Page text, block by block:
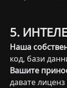
5.
Наша
код, бази
Вашите
давате